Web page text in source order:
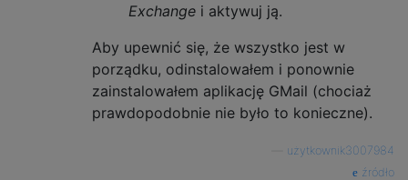
Exchange i aktywuj ją.
Aby upewnić się, że wszystko jest w
porządku, odinstalowałem i ponownie
zainstalowałem aplikację GMail (chociaż
prawdopodobnie nie było to konieczne).
użytkownik3007984
źródło